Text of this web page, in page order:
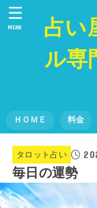
占い
ル専
ＨＯＭＥ 料金
MENU
タロット占い
毎日の運勢